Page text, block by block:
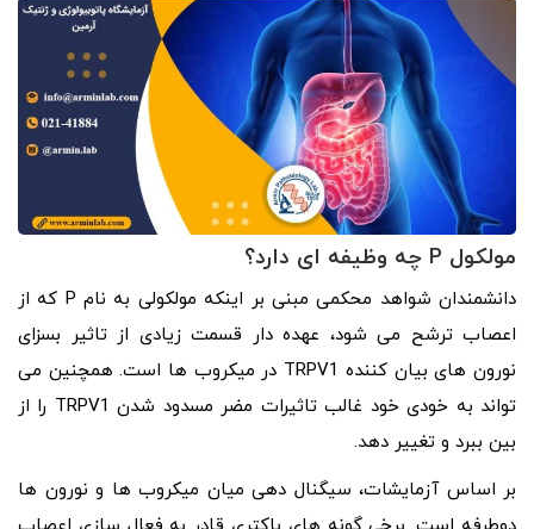
مولکول P چه وظیفه ای دارد؟
دانشمندان شواهد محکمی مبنی بر اینکه مولکولی به نام P که از
اعصاب ترشح می شود، عهده دار قسمت زیادی از تاثیر بسزای
نورون های بیان کننده TRPV1 در میکروب ها است. همچنین می
تواند به خودی خود غالب تاثیرات مضر مسدود شدن TRPV1 را از
بین ببرد و تغییر دهد.
بر اساس آزمایشات، سیگنال دهی میان میکروب ها و نورون ها